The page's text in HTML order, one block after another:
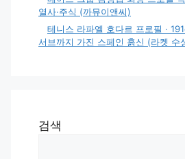
열사·주식 (까뮤이앤씨)
테니스 라파엘 호다르 프로필 ·
서브까지 가진 스페인 흙신 (라켓 수
검색